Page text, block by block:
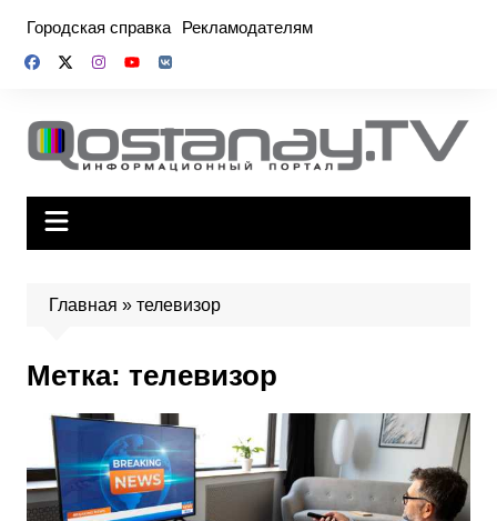
содержимому
Городская справка Рекламодателям
Главная » телевизор
Метка: телевизор